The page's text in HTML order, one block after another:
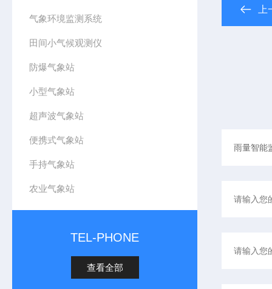
气象环境监测系统
田间小气候观测仪
防爆气象站
小型气象站
超声波气象站
便携式气象站
手持气象站
农业气象站
TEL-PHONE
查看全部